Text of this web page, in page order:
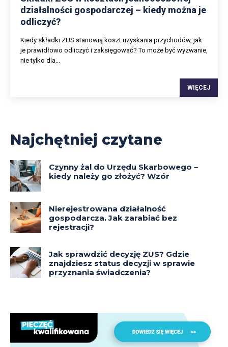
działalności gospodarczej – kiedy można je
odliczyć?
Kiedy składki ZUS stanowią koszt uzyskania przychodów, jak
je prawidłowo odliczyć i zaksięgować? To może być wyzwanie,
nie tylko dla...
WIĘCEJ
Najchętniej czytane
Czynny żal do Urzędu Skarbowego –
kiedy należy go złożyć? Wzór
Nierejestrowana działalność
gospodarcza. Jak zarabiać bez
rejestracji?
Jak sprawdzić decyzję ZUS? Gdzie
znajdziesz status decyzji w sprawie
przyznania świadczenia?